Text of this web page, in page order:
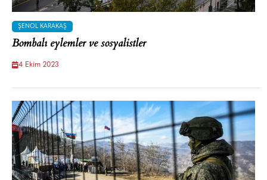
ŞENOL KARAKAŞ
Bombalı eylemler ve sosyalistler
4 Ekim 2023